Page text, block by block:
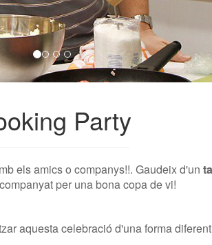
Party
els amics o companys!!. Gaudeix d'un
per una bona copa de vi!
aquesta celebració d'una forma